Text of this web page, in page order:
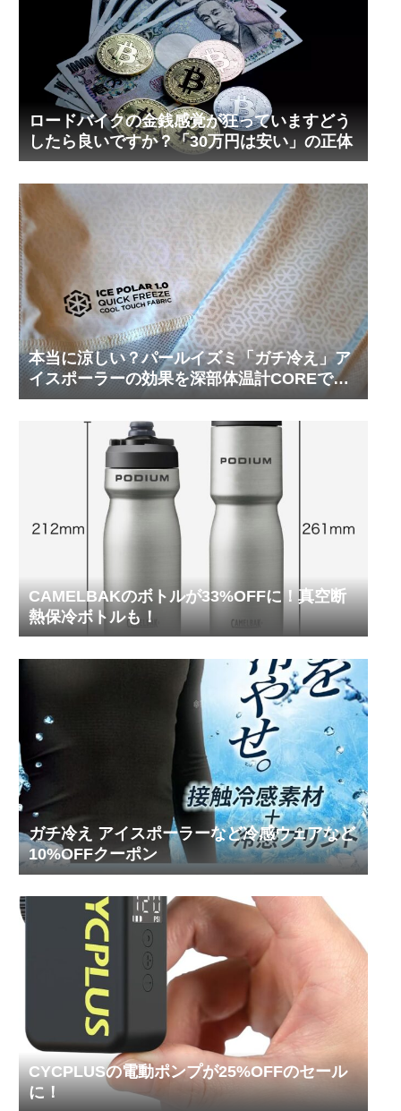
ロードバイクの金銭感覚が狂っていますどう
したら良いですか？「30万円は安い」の正体
本当に涼しい？パールイズミ「ガチ冷え」ア
イスポーラーの効果を深部体温計COREで測
ってみた
CAMELBAKのボトルが33%OFFに！真空断
熱保冷ボトルも！
ガチ冷え アイスポーラーなど冷感ウェアなど
10%OFFクーポン
CYCPLUSの電動ポンプが25%OFFのセール
に！